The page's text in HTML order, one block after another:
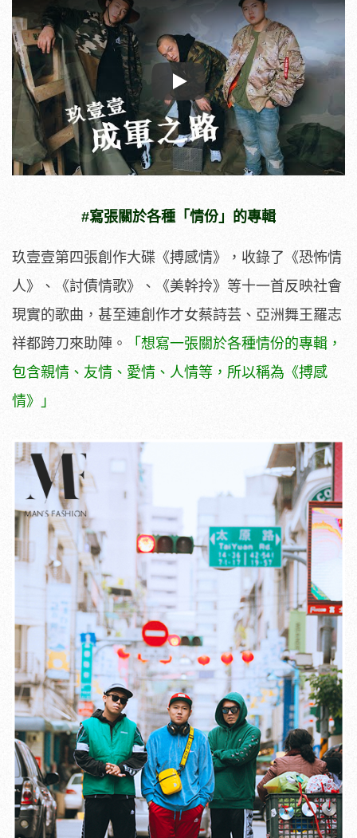
Play
#寫張關於各種「情份」的專輯
玖壹壹第四張創作大碟《搏感情》，收錄了《恐怖情
人》、《討債情歌》、《美幹拎》等十一首反映社會
現實的歌曲，甚至連創作才女蔡詩芸、亞洲舞王羅志
祥都跨刀來助陣。
「想寫一張關於各種情份的專輯，
包含親情、友情、愛情、人情等，所以稱為《搏感
情》」